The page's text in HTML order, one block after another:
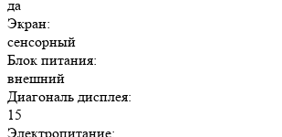
да
Экран:
сенсорный
Блок питания:
внешний
Диагональ дисплея:
15
Электропитание: